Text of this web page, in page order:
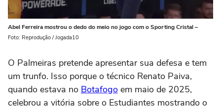
Abel Ferreira mostrou o dedo do meio no jogo com o Sporting Cristal –
Foto: Reprodução / Jogada10
O Palmeiras pretende apresentar sua defesa e tem
um trunfo. Isso porque o técnico Renato Paiva,
quando estava no Botafogo em maio de 2025,
celebrou a vitória sobre o Estudiantes mostrando o